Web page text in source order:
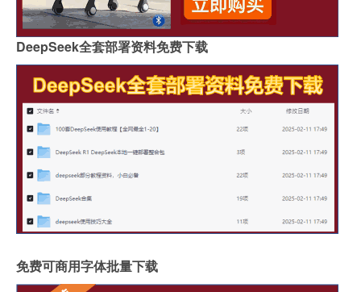
DeepSeek全套部署资料免费下载
免费可商用字体批量下载